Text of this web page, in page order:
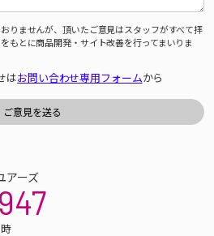
りませんが、頂いたご意見はスタッフがすべて拝
もとに商品開発・サイト改善を行ってまいりま
はお問い合わせ専用フォームから
アーズ